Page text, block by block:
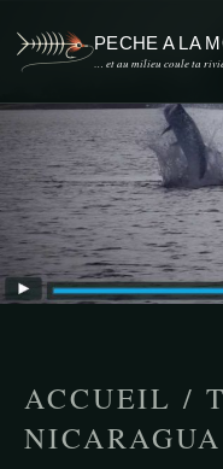
PECHE A LA
… et au milieu coule ta
ACCUEIL /
NICARAGUA